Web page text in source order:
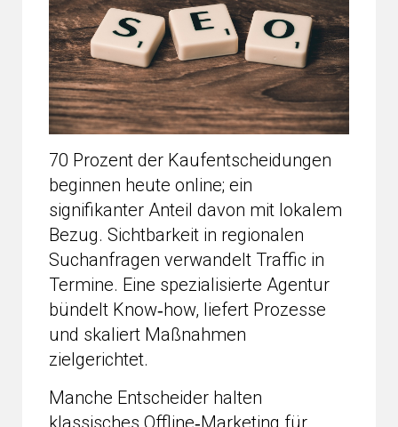
70 Prozent der Kaufentscheidungen
beginnen heute online; ein
signifikanter Anteil davon mit lokalem
Bezug. Sichtbarkeit in regionalen
Suchanfragen verwandelt Traffic in
Termine. Eine spezialisierte Agentur
bündelt Know‑how, liefert Prozesse
und skaliert Maßnahmen
zielgerichtet.
Manche Entscheider halten
klassisches Offline‑Marketing für